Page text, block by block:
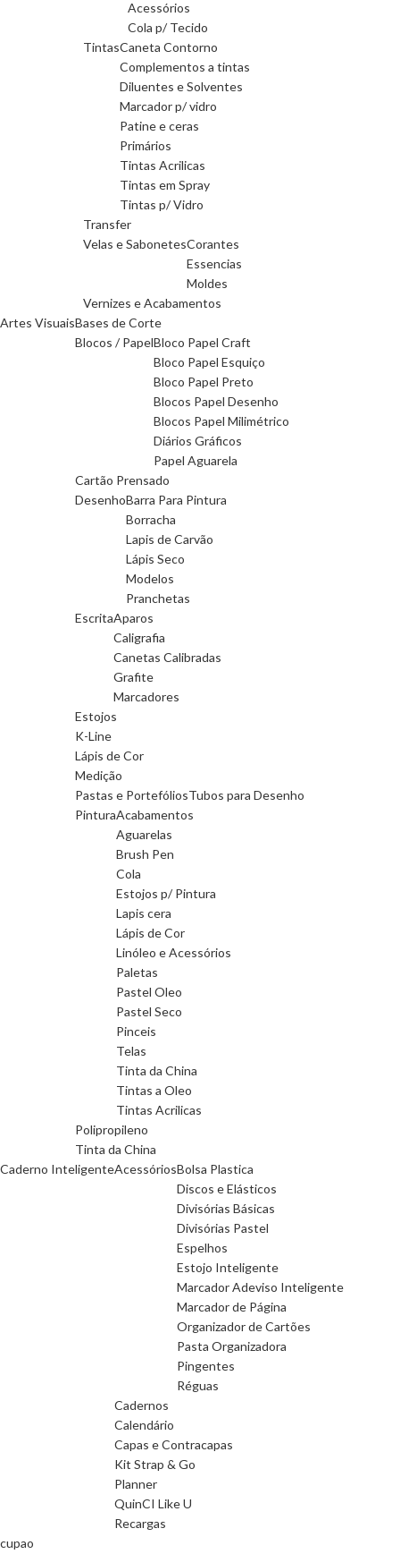
Acessórios
Cola p/ Tecido
TintasCaneta Contorno
Complementos a tintas
Diluentes e Solventes
Marcador p/ vidro
Patine e ceras
Primários
Tintas Acrilicas
Tintas em Spray
Tintas p/ Vidro
Transfer
Velas e SabonetesCorantes
Essencias
Moldes
Vernizes e Acabamentos
Artes VisuaisBases de Corte
Blocos / PapelBloco Papel Craft
Bloco Papel Esquiço
Bloco Papel Preto
Blocos Papel Desenho
Blocos Papel Milimétrico
Diários Gráficos
Papel Aguarela
Cartão Prensado
DesenhoBarra Para Pintura
Borracha
Lapis de Carvão
Lápis Seco
Modelos
Pranchetas
EscritaAparos
Caligrafia
Canetas Calibradas
Grafite
Marcadores
Estojos
K-Line
Lápis de Cor
Medição
Pastas e PortefóliosTubos para Desenho
PinturaAcabamentos
Aguarelas
Brush Pen
Cola
Estojos p/ Pintura
Lapis cera
Lápis de Cor
Linóleo e Acessórios
Paletas
Pastel Oleo
Pastel Seco
Pinceis
Telas
Tinta da China
Tintas a Oleo
Tintas Acrilicas
Polipropileno
Tinta da China
Caderno InteligenteAcessóriosBolsa Plastica
Discos e Elásticos
Divisórias Básicas
Divisórias Pastel
Espelhos
Estojo Inteligente
Marcador Adeviso Inteligente
Marcador de Página
Organizador de Cartões
Pasta Organizadora
Pingentes
Réguas
Cadernos
Calendário
Capas e Contracapas
Kit Strap & Go
Planner
QuinCI Like U
Recargas
cupao